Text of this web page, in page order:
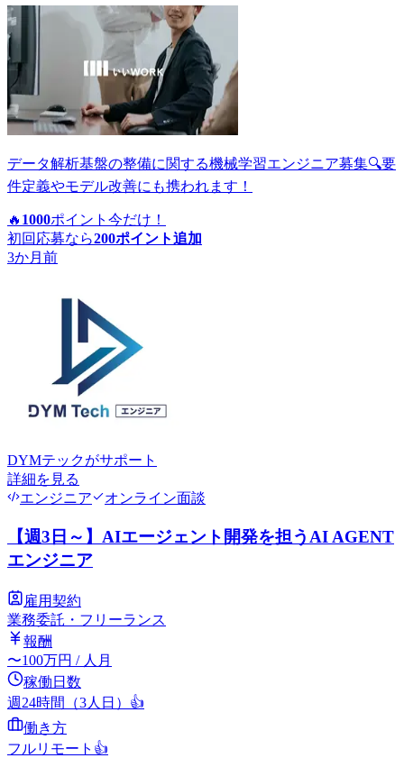
データ解析基盤の整備に関する機械学習エンジニア募集🔍要
件定義やモデル改善にも携われます！
🔥 1000ポイント 今だけ！
初回応募なら200ポイント追加
3か月前
DYMテックがサポート
詳細を見る
エンジニア
オンライン面談
【週3日～】AIエージェント開発を担うAI AGENT
エンジニア
雇用契約
業務委託・フリーランス
報酬
〜100万円 / 人月
稼働日数
週24時間（3人日） 👍
働き方
フルリモート 👍